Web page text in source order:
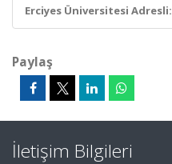
Erciyes Üniversitesi Adresli:
Paylaş
İletişim Bilgileri